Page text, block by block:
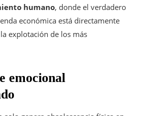
humano, donde el verdadero
económica está directamente
explotación de los más
emocional